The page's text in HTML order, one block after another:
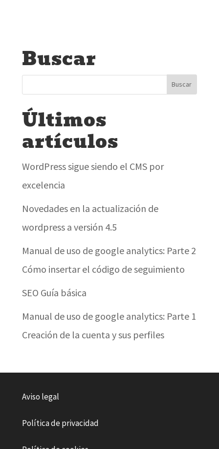
Buscar
Últimos
artículos
WordPress sigue siendo el CMS por
excelencia
Novedades en la actualización de
wordpress a versión 4.5
Manual de uso de google analytics: Parte 2
Cómo insertar el código de seguimiento
SEO Guía básica
Manual de uso de google analytics: Parte 1
Creación de la cuenta y sus perfiles
Aviso legal
Política de privacidad